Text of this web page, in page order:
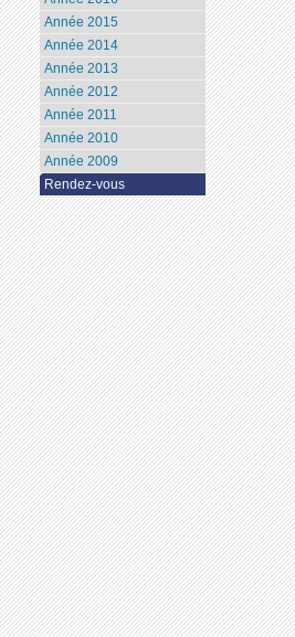
Année 2015
Année 2014
Année 2013
Année 2012
Année 2011
Année 2010
Année 2009
Rendez-vous